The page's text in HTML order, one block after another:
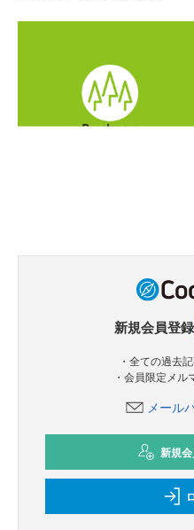
新規会員登録
・全ての過去
・会員限定メ
メール
新規